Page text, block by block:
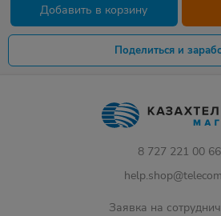
Добавить в корзину
Поделиться и
8 727 221 00 66
Заявка на